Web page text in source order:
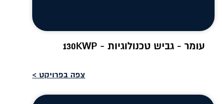
עומר - גביש טכנולוגיות - 130KWP
צפה בפרויקט >